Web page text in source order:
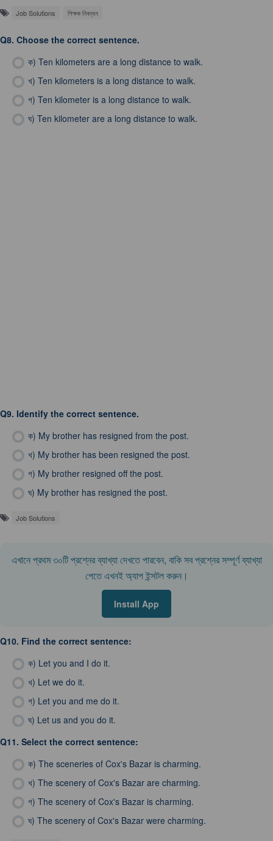
Job Solutions শিক্ষক নিবন্ধন
Q8. Choose the correct sentence.
ক) Ten kilometers are a long distance to walk.
খ) Ten kilometers is a long distance to walk.
গ) Ten kilometer is a long distance to walk.
ঘ) Ten kilometer are a long distance to walk.
Q9. Identify the correct sentence.
ক) My brother has resigned from the post.
খ) My brother has been resigned the post.
গ) My brother resigned off the post.
ঘ) My brother has resigned the post.
Job Solutions
এখানে প্রথম ৩০টি প্রশ্নের ব্যাখ্যা দেখতে পারবেন, বাকি সব প্রশ্নের সম্পূর্ণ ব্যাখ্যা
পেতে এখনই অ্যাপ ইন্সটল করুন।
Install App
Q10. Find the correct sentence:
ক) Let you and I do it.
খ) Let we do it.
গ) Let you and me do it.
ঘ) Let us and you do it.
Q11. Select the correct sentence:
ক) The sceneries of Cox's Bazar is charming.
খ) The scenery of Cox's Bazar are charming.
গ) The scenery of Cox's Bazar is charming.
ঘ) The scenery of Cox's Bazar were charming.